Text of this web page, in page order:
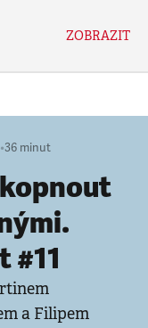
ZOBRAZIT
•36 minut
#11
a Filipem